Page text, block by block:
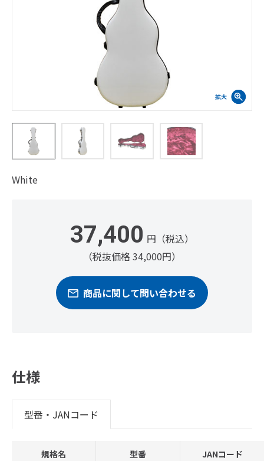
White
37,400 円（税込）
（税抜価格 34,000円）
商品に関して問い合わせる
仕様
型番・JANコード
規格名 型番 JANコード